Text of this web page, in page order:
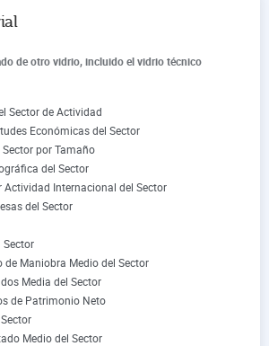
de otro vidrio, incluido el vidrio técnico
Sector de Actividad
Económicas del Sector
por Tamaño
del Sector
Actividad Internacional del Sector
del Sector
Sector
de Maniobra Medio del Sector
Media del Sector
de Patrimonio Neto
Medio del Sector